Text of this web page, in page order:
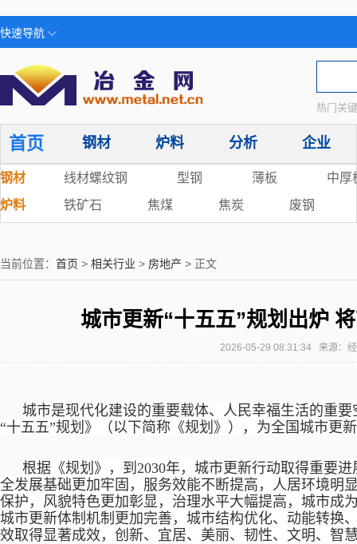
快速导航
热门关
首页 钢材 炉料 分析 企业
钢材 线材螺纹钢 型钢 薄板
中厚
炉料
铁矿石 焦煤 焦炭 废钢
当前位置： 首页 > 相关行业 > 房地产 > 正文
城市更新“十五五”规划出炉
2026-05-29 08:31:34 来源：
城市是现代化建设的重要载体、人民幸福生活的重要
“十五五”规划》（以下简称《规划》），为全国城市更
根据《规划》，到 2030年，城市更新行动取得重要
全发展基础更加牢固，服务效能不断提高，人居环境明
保护，风貌特色更加彰显，治理水平大幅提高，城市成
城市更新体制机制更加完善，城市结构优化、动能转换
效取得显著成效，创新、宜居、美丽、韧性、文明、智